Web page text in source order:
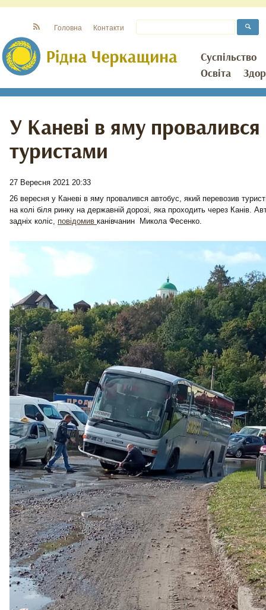
Суспільство
Освіта
Головна Контакти
У Каневі в яму провалився
туристами
27 Вересня 2021 20:33
26 вересня у Каневі в яму провалився автобус, який перевозив
на колі біля ринку на державній дорозі, яка проходить через Канів.
задніх коліс, повідомив канівчанин Микола Фесенко.